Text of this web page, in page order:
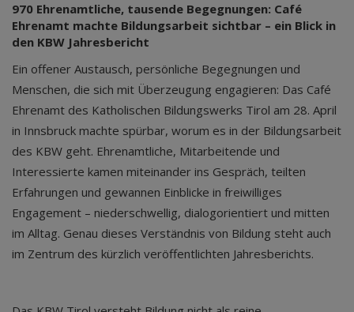
970 Ehrenamtliche, tausende Begegnungen: Café
Ehrenamt machte Bildungsarbeit sichtbar – ein Blick in
den KBW Jahresbericht
Ein offener Austausch, persönliche Begegnungen und
Menschen, die sich mit Überzeugung engagieren: Das Café
Ehrenamt des Katholischen Bildungswerks Tirol am 28. April
in Innsbruck machte spürbar, worum es in der Bildungsarbeit
des KBW geht. Ehrenamtliche, Mitarbeitende und
Interessierte kamen miteinander ins Gespräch, teilten
Erfahrungen und gewannen Einblicke in freiwilliges
Engagement – niederschwellig, dialogorientiert und mitten
im Alltag. Genau dieses Verständnis von Bildung steht auch
im Zentrum des kürzlich veröffentlichten Jahresberichts.